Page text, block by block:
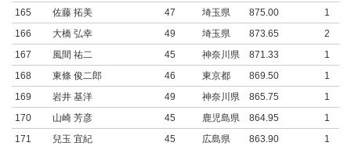
165
佐藤 拓美 47 埼玉県 875.00
1
166
大橋 弘幸 49 埼玉県 873.65
2
167
風間 祐二 45 神奈川県 871.33
1
168
東條 俊二郎 46 東京都 869.50
1
169
岩井 基洋 49 神奈川県 865.75
1
170
山崎 芳彦 45 鹿児島県 864.95
1
171
兒玉 宜紀 45 広島県 863.90
1